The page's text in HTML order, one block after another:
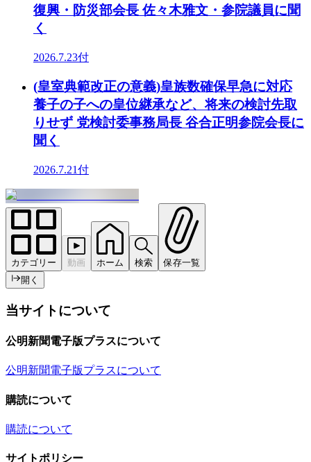
復興・防災部会長 佐々木雅文・参院議員に聞
く
2026.7.23付
(皇室典範改正の意義)皇族数確保早急に対応
養子の子への皇位継承など、将来の検討先取
りせず 党検討委事務局長 谷合正明参院会長に
聞く
2026.7.21付
カテゴリー 動画 ホーム 検索
保存一覧
開く
当サイトについて
公明新聞電子版プラスについて
公明新聞電子版プラスについて
購読について
購読について
サイトポリシー